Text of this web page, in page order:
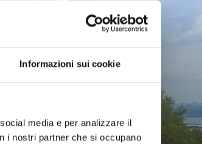
Informazioni sui cookie
media e per analizzare il
i nostri partner che si occupano